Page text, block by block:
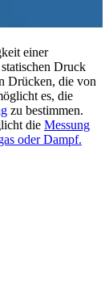
einer
Druck
Drücken, die von
es, die
zu bestimmen.
die Messung
oder Dampf.